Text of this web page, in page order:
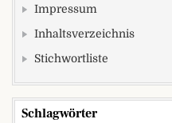
Impressum
Inhaltsverzeichnis
Stichwortliste
Schlagwörter